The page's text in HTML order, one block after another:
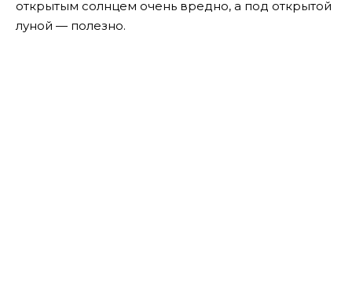
открытым солнцем очень вредно, а под открытой
луной — полезно.